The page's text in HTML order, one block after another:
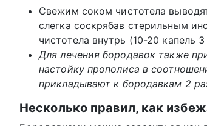
Свежим соком чистотела
слегка соскрябав стерильным
чистотела внутрь (10-20 капель
Для лечения бородавок также
настойку прополиса в
прикладывают к бородавкам 2
Несколько правил, как